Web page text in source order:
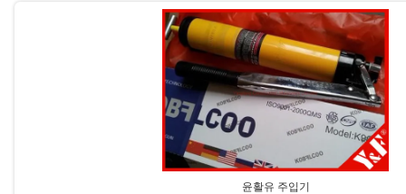
윤활유 주입기